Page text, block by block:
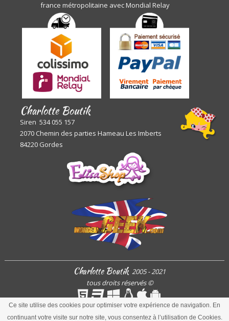
Ce site utilise des cookies pour optimiser votre expérience de navigation. En
continuant votre visite sur notre site, vous consentez à l’utilisation de Cookies.
france métropolitaine avec Mondial Relay
Charlotte Boutik
Siren 534 055 157
2070 Chemin des parties Hameau Les Imberts
84220 Gordes
Charlotte Boutik 2005 - 2021
tous droits réservés©